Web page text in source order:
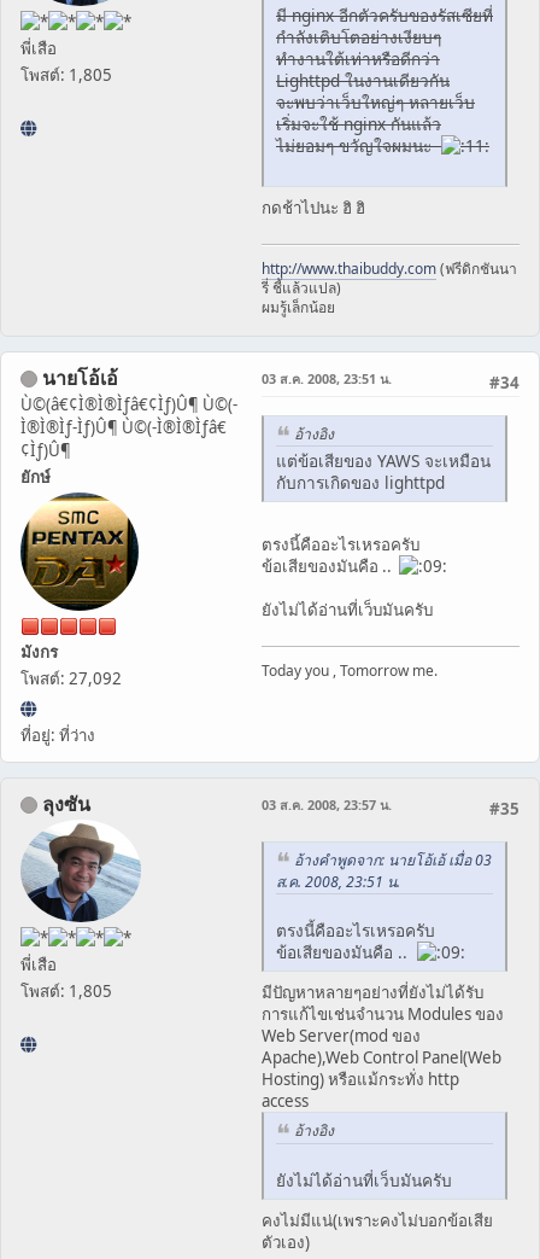
พี่เสือ
โพสต์: 1,805
มี nginx อีกตัวครับของรัสเซียที่
กำลังเติบโตอย่างเงียบๆ
ทำงานใต้เท่าหรือดีกว่า
Lighttpd ในงานเดียวกัน
จะพบว่าเว็บใหญ่ๆ หลายเว็บ
เริ่มจะใช้ nginx กันแล้ว
ไม่ยอมๆ ขวัญใจผมนะ
กดช้าไปนะ ฮิ ฮิ
http://www.thaibuddy.com(ฟรีดิกชันนา
รี่ ชี้แล้วแปล)
ผมรู้เล็กน้อย
นายโอ้เอ้
Ù©(â€¢Ì®Ì®Ìƒâ€¢Ìƒ)Û¶ Ù©(-
Ì®Ì®Ìƒ-Ìƒ)Û¶ Ù©(-Ì®Ì®Ìƒâ€
¢Ìƒ)Û¶
ยักษ์
มังกร
โพสต์: 27,092
ที่อยู่: ที่ว่าง
#34
03 ส.ค. 2008, 23:51 น.
อ้างอิง
แต่ข้อเสียของ YAWS จะเหมือน
กับการเกิดของ lighttpd
ตรงนี้คืออะไรเหรอครับ
ข้อเสียของมันคือ ..
ยังไม่ได้อ่านที่เว็บมันครับ
Today you , Tomorrow me.
ลุงซัน
พี่เสือ
โพสต์: 1,805
#35
03 ส.ค. 2008, 23:57 น.
อ้างคำพูดจาก: นายโอ้เอ้ เมื่อ 03
ส.ค. 2008, 23:51 น.
ตรงนี้คืออะไรเหรอครับ
ข้อเสียของมันคือ ..
มีปัญหาหลายๆอย่างที่ยังไม่ได้รับ
การแก้ไขเช่นจำนวน Modules ของ
Web Server(mod ของ
Apache),Web Control Panel(Web
Hosting) หรือแม้กระทั่ง http
access
อ้างอิง
ยังไม่ได้อ่านที่เว็บมันครับ
คงไม่มีแน่(เพราะคงไม่บอกข้อเสีย
ตัวเอง)